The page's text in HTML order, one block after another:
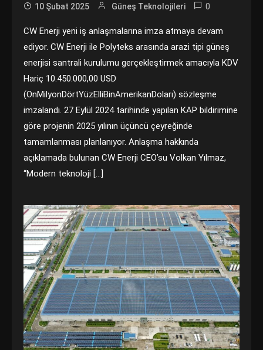
10 Şubat 2025 Güneş Teknolojileri 0
CW Enerji yeni iş anlaşmalarına imza atmaya devam
ediyor. CW Enerji ile Polyteks arasında arazi tipi güneş
enerjisi santrali kurulumu gerçekleştirmek amacıyla KDV
Hariç 10.450.000,00 USD
(OnMilyonDörtYüzElliBinAmerikanDoları) sözleşme
imzalandı. 27 Eylül 2024 tarihinde yapılan KAP bildirimine
göre projenin 2025 yılının üçüncü çeyreğinde
tamamlanması planlanıyor. Anlaşma hakkında
açıklamada bulunan CW Enerji CEO’su Volkan Yılmaz,
“Modern teknoloji […]